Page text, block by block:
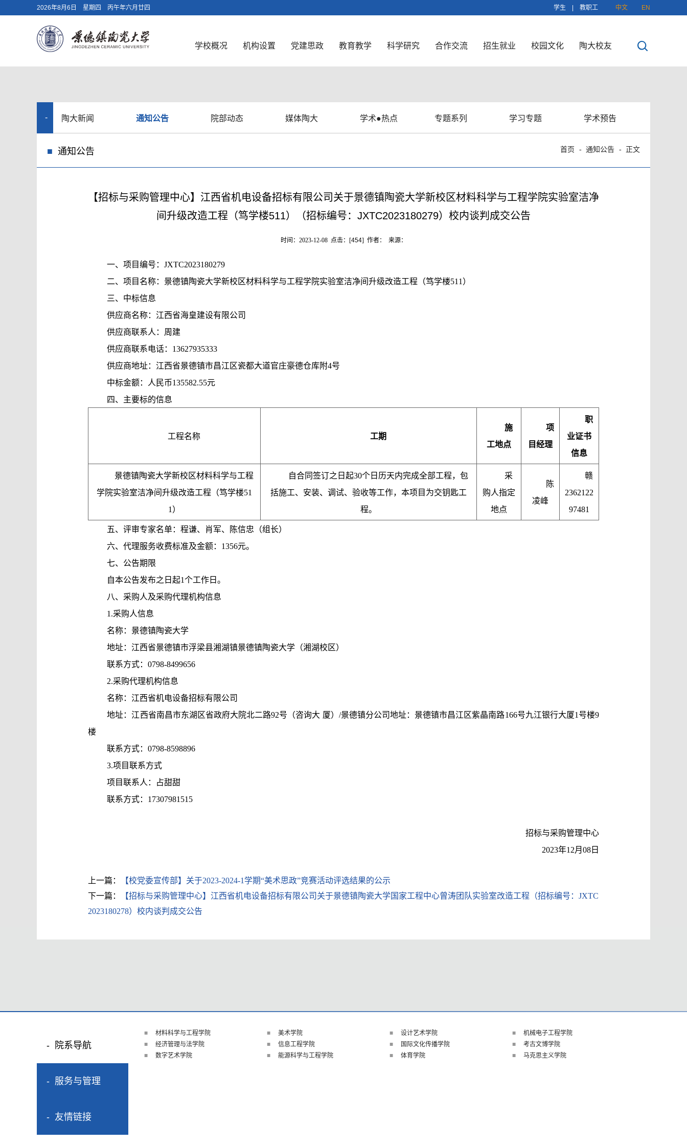
2026年8月6日 星期四 丙午年六月廿四 学生 教职工 中文 EN
学校概况 机构设置 党建思政 教育教学 科学研究 合作交流 招生就业 校园文化 陶大校友
新
陶大新闻 通知公告 院部动态 媒体陶大 学术●热点 专题系列 学习专题 学术预告
通知公告 首页 通知公告 正文
【招标与采购管理中心】江西省机电设备招标有限公司关于景德镇陶瓷大学新校区材料科学与工程学院实验室洁净
间升级改造工程（笃学楼511）（招标编号：JXTC2023180279）校内谈判成交公告
时间：2023-12-08 点击：[454] 作者： 来源：
一、项目编号：JXTC2023180279
二、项目名称：景德镇陶瓷大学新校区材料科学与工程学院实验室洁净间升级改造工程（笃学楼511）
三、中标信息
供应商名称：江西省海皇建设有限公司
供应商联系人：周建
供应商联系电话：13627935333
供应商地址：江西省景德镇市昌江区瓷都大道官庄豪德仓库附4号
中标金额：人民币135582.55元
四、主要标的信息
工程名称 工期
施
工地点
项
目经理
职
业证书
信息
景德镇陶瓷大学新校区材料科学与工程
学院实验室洁净间升级改造工程（笃学楼51
1）
自合同签订之日起30个日历天内完成全部工程，包
括施工、安装、调试、验收等工作，本项目为交钥匙工
程。
采
购人指定
地点
陈
凌峰
赣
2362122
97481
五、评审专家名单：程谦、肖军、陈信忠（组长）
六、代理服务收费标准及金额：1356元。
七、公告期限
自本公告发布之日起1个工作日。
八、采购人及采购代理机构信息
1.采购人信息
名称：景德镇陶瓷大学
地址：江西省景德镇市浮梁县湘湖镇景德镇陶瓷大学（湘湖校区）
联系方式：0798-8499656
2.采购代理机构信息
名称：江西省机电设备招标有限公司
地址：江西省南昌市东湖区省政府大院北二路92号（咨询大 厦）/景德镇分公司地址：景德镇市昌江区紫晶南路166号九江银行大厦1号楼9
楼
联系方式：0798-8598896
3.项目联系方式
项目联系人：占甜甜
联系方式：17307981515
招标与采购管理中心
2023年12月08日
上一篇：
【校党委宣传部】关于2023-2024-1学期“美术思政”竞赛活动评选结果的公示
下一篇：
【招标与采购管理中心】江西省机电设备招标有限公司关于景德镇陶瓷大学国家工程中心曾涛团队实验室改造工程（招标编号：JXTC
2023180278）校内谈判成交公告
院系导航
服务与管理
友情链接
材料科学与工程学院 美术学院 设计艺术学院
机械电子工程学院
经济管理与法学院
信息工程学院 国际文化传播学院
考古文博学院
数字艺术学院
能源科学与工程学院 体育学院 马克思主义学院